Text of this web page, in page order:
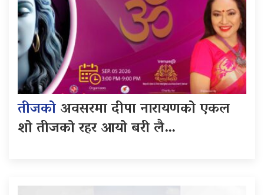
तीजकोअवसरमा दीपा नारायणको एकल
शो तीजको रहर आयो बरी लै…